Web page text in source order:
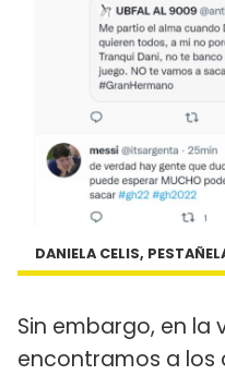
DANIELA CELIS,
Sin embargo, en la
encontramos a los